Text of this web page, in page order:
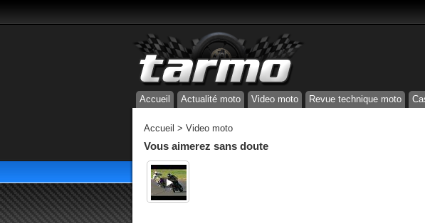
Accueil Actualité moto Video moto Revue technique moto
Accueil > Video moto
Vous aimerez sans doute